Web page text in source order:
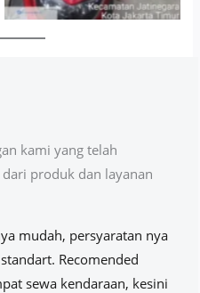
kami yang telah
produk dan layanan
mudah, persyaratan nya
Recomended
sewa kendaraan, kesini